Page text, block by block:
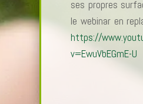
ses propres
le webinar en
https://
v=EwuVbEGmE-U